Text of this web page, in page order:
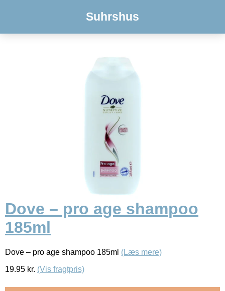
Suhrshus
Dove – pro age shampoo
185ml
Dove – pro age shampoo 185ml (Læs mere)
19.95 kr. (Vis fragtpris)